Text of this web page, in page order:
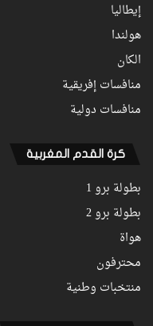
إيطاليا
هولندا
الكان
منافسات إفريقية
منافسات دولية
كرة القدم المغربية
بطولة برو 1
بطولة برو 2
هواة
محترفون
منتخبات وطنية